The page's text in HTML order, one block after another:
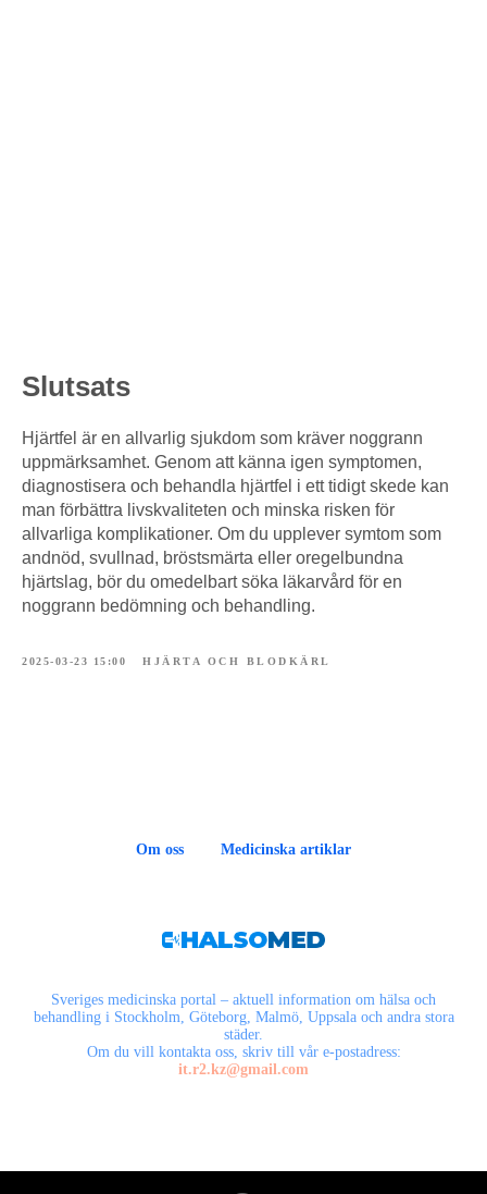
Slutsats
Hjärtfel är en allvarlig sjukdom som kräver noggrann
uppmärksamhet. Genom att känna igen symptomen,
diagnostisera och behandla hjärtfel i ett tidigt skede kan
man förbättra livskvaliteten och minska risken för
allvarliga komplikationer. Om du upplever symtom som
andnöd, svullnad, bröstsmärta eller oregelbundna
hjärtslag, bör du omedelbart söka läkarvård för en
noggrann bedömning och behandling.
2025-03-23 15:00 HJÄRTA OCH BLODKÄRL
Om oss Medicinska artiklar
Sveriges medicinska portal – aktuell information om hälsa och
behandling i Stockholm, Göteborg, Malmö, Uppsala och andra stora
städer.
Om du vill kontakta oss, skriv till vår e-postadress:
it.r2.kz@gmail.com